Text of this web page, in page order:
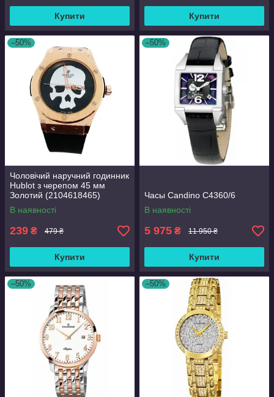
Купити Купити
–50%
Чоловічий наручний годинник
Hublot з черепом 45 мм
Золотий (2104618465)
В наявності
239 ₴ 479 ₴
Купити
–50%
Часы Candino C4360/6
В наявності
5 975 ₴ 11 950 ₴
Купити
–50% –50%